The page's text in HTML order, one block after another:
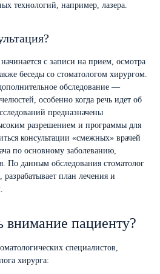
технологий, например, лазера.
с записи на прием, осмотра
беседы со стоматологом хирургом.
обследование —
особенно когда речь идет об
предназначены
разрешением и программы для
консультации «смежных» врачей
по основному заболеванию,
По данным обследования стоматолог
разрабатывает план лечения и
внимание пациенту?
специалистов,
хирурга: